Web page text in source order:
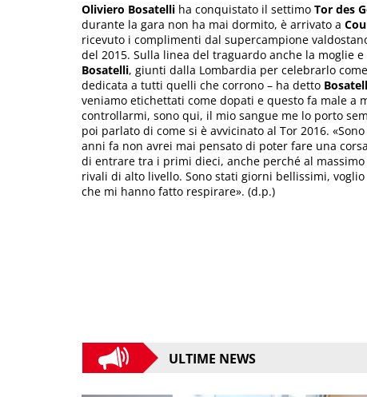
Oliviero Bosatelli ha conquistato il settimo Tor des
durante la gara non ha mai dormito, è arrivato a
ricevuto i complimenti dal supercampione
del 2015. Sulla linea del traguardo anche la moglie
Bosatelli, giunti dalla Lombardia per celebrarlo
dedicata a tutti quelli che corrono – ha detto
veniamo etichettati come dopati e questo fa male a
controllarmi, sono qui, il mio sangue me lo porto
poi parlato di come si è avvicinato al Tor 2016.
anni fa non avrei mai pensato di poter fare una
di entrare tra i primi dieci, anche perché al
rivali di alto livello. Sono stati giorni bellissimi,
che mi hanno fatto respirare». (d.p.)
ULTIME NEWS